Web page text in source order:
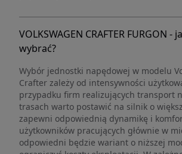
VOLKSWAGEN CRAFTER FURGON -
wybrać?
Wybór jednostki napędowej w modelu
Crafter zależy od intensywności
przypadku firm realizujących transport
trasach warto postawić na silnik o
zapewni odpowiednią dynamikę i
użytkowników pracujących głównie w
odpowiedni będzie wariant o niższej